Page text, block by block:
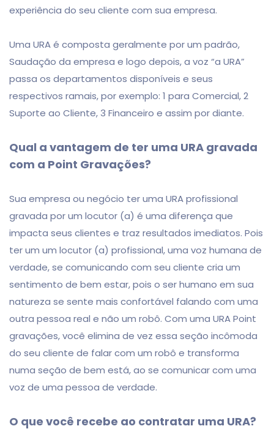
experiência do seu cliente com sua empresa.
Uma URA é composta geralmente por um padrão,
Saudação da empresa e logo depois, a voz “a URA”
passa os departamentos disponíveis e seus
respectivos ramais, por exemplo: 1 para Comercial, 2
Suporte ao Cliente, 3 Financeiro e assim por diante.
Qual a vantagem de ter uma URA gravada
com a Point Gravações?
Sua empresa ou negócio ter uma URA profissional
gravada por um locutor (a) é uma diferença que
impacta seus clientes e traz resultados imediatos. Pois
ter um um locutor (a) profissional, uma voz humana de
verdade, se comunicando com seu cliente cria um
sentimento de bem estar, pois o ser humano em sua
natureza se sente mais confortável falando com uma
outra pessoa real e não um robô. Com uma URA Point
gravações, você elimina de vez essa seção incômoda
do seu cliente de falar com um robô e transforma
numa seção de bem está, ao se comunicar com uma
voz de uma pessoa de verdade.
O que você recebe ao contratar uma URA?